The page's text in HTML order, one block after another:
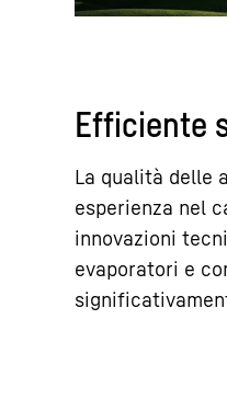
Efficiente
La qualità delle
esperienza nel
innovazioni
evaporatori e